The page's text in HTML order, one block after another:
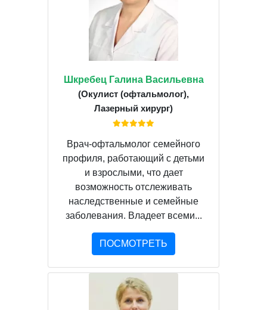
Шкребец Галина Васильевна
(Окулист (офтальмолог),
Лазерный хирург)
Врач-офтальмолог семейного
профиля, работающий с детьми
и взрослыми, что дает
возможность отслеживать
наследственные и семейные
заболевания. Владеет всеми...
ПОСМОТРЕТЬ